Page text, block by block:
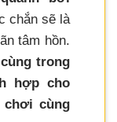
chắn sẽ là
tâm hồn.
trong
hợp cho
chơi cùng